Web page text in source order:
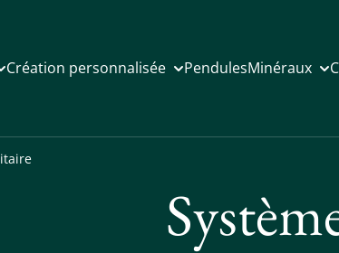
Création personnalisée PendulesMinéraux